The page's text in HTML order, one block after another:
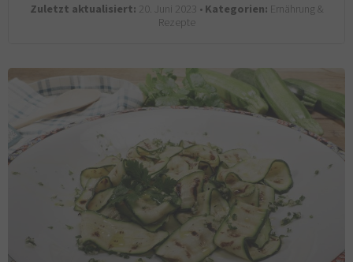
Zuletzt aktualisiert: 20. Juni 2023 •Kategorien: Ernährung &
Rezepte